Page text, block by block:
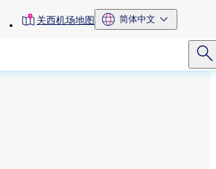
toolbar关西机场地图 简体中文